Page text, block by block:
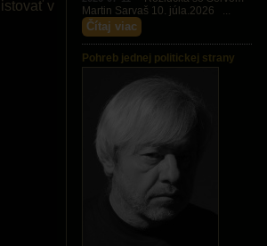
v
Martin Sarvaš 10. júla.2026 ...
Čítaj viac
Pohreb jednej politickej strany